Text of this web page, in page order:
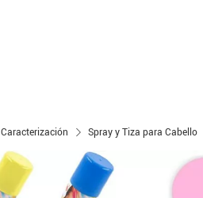
Caracterización Spray y Tiza para Cabello